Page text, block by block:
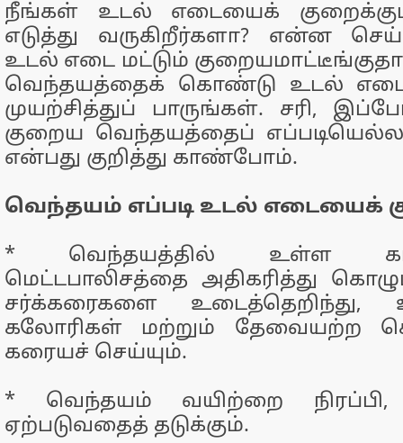
நீங்கள் உடல் எடையைக்
எடுத்து வருகிறீர்களா? என்ன
உடல் எடை மட்டும்
வெந்தயத்தைக் கொண்டு உடல்
முயற்சித்துப் பாருங்கள். சரி,
குறைய வெந்தயத்தைப்
என்பது குறித்து காண்போம்.
வெந்தயம் எப்படி உடல் எடையைக்
* வெந்தயத்தில் உள்ள
மெட்டபாலிசத்தை அதிகரித்து
சர்க்கரைகளை
கலோரிகள் மற்றும் தேவையற்ற
கரையச் செய்யும்.
* வெந்தயம் வயிற்றை நிரப்பி,
ஏற்படுவதைத் தடுக்கும்.